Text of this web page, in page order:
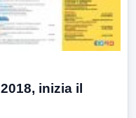
inizia il